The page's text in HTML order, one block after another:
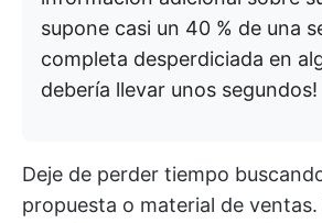
supone casi un 40 % de una
completa desperdiciada en
debería llevar unos segundos!
Deje de perder tiempo
propuesta o material de